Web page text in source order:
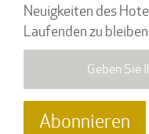
Neuigkeiten des
Laufenden zu